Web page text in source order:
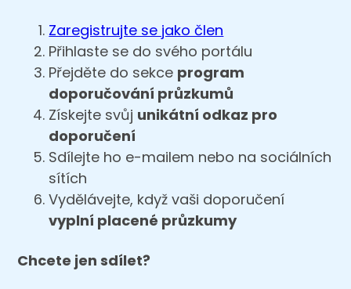
Zaregistrujte se jako člen
Přihlaste se do svého portálu
Přejděte do sekce program
doporučování průzkumů
Získejte svůj unikátní odkaz pro
doporučení
Sdílejte ho e-mailem nebo na sociálních
sítích
Vydělávejte, když vaši doporučení
vyplní placené průzkumy
Chcete jen sdílet?